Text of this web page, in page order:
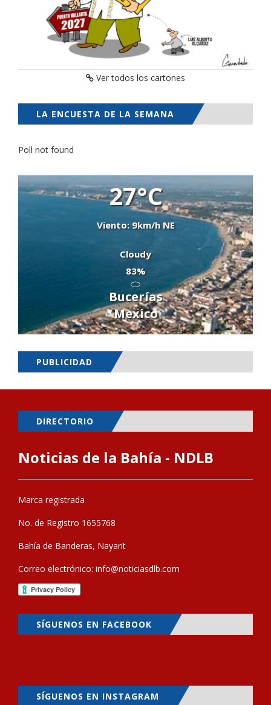
Ver todos los cartones
LA ENCUESTA DE LA SEMANA
Poll not found
27°C
Viento: 9km/h NE
Cloudy
83%
Bucerías
Mexico
PUBLICIDAD
DIRECTORIO
Noticias de la Bahía - NDLB
Marca registrada
No. de Registro 1655768
Bahía de Banderas, Nayarit
Correo electrónico: info@noticiasdlb.com
SÍGUENOS EN FACEBOOK
SÍGUENOS EN INSTAGRAM